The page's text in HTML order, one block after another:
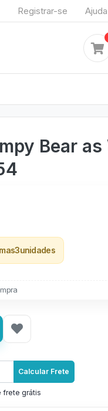
Registrar-se Ajuda
Bear
3unidades
Calcular Frete
frete grátis